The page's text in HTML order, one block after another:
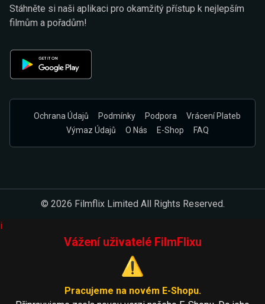
Stáhněte si naši aplikaci pro okamžitý přístup k nejlepším
filmům a pořadům!
Ochrana Údajů Podmínky Podpora
Vrácení Plateb
Výmaz Údajů
O Nás E-Shop FAQ
© 2026 Filmflix Limited All Rights Reserved.
i
Vážení uživatelé FilmFlixu
⚠️
Pracujeme na novém E-Shopu.